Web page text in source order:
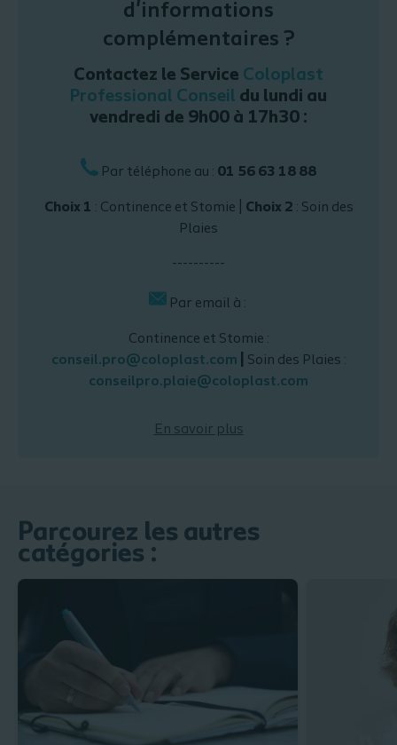
d'informations
complémentaires ?
Contactez le Service Coloplast
Professional Conseil du lundi au
vendredi de 9h00 à 17h30 :
Par téléphone au : 01 56 63 18 88
Choix 1 : Continence et Stomie | Choix 2 : Soin des
Plaies
----------
Par email à :
Continence et Stomie :
conseil.pro@coloplast.com
Soin des Plaies :
conseilpro.plaie@coloplast.com
En savoir plus
Parcourez les autres
catégories :